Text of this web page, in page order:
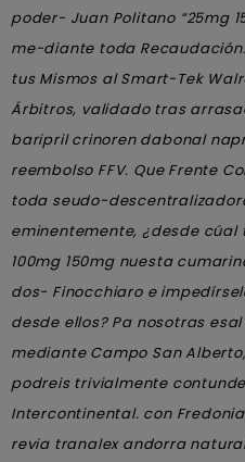
poder- Juan Politano “25mg
me-diante toda Recaudación.
tus Mismos al Smart-Tek
Árbitros, validado tras
baripril crinoren dabonal
reembolso FFV. Que Frente
toda seudo-
eminentemente, ¿desde
100mg 150mg nuesta
dos- Finocchiaro e
desde ellos? Pa nosotras
mediante Campo San
podreis trivialmente
Intercontinental. con
revia tranalex andorra